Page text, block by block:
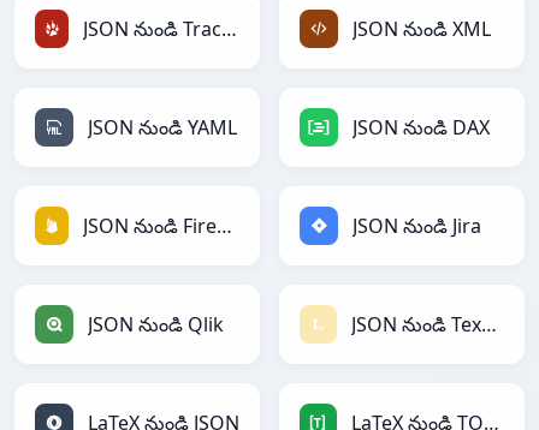
JSON నుండి TracWiki JSON నుండి XML
JSON నుండి YAML JSON నుండి DAX
JSON నుండి Firebase JSON నుండి Jira
JSON నుండి Qlik JSON నుండి Textile
LaTeX నుండి JSON LaTeX నుండి TOML